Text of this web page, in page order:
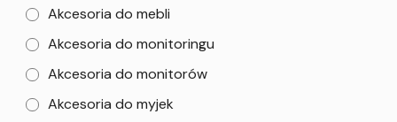
Akcesoria do mebli
Akcesoria do monitoringu
Akcesoria do monitorów
Akcesoria do myjek